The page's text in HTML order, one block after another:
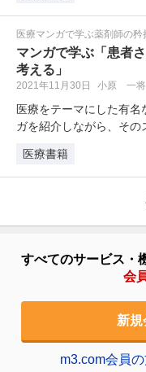
医療マンガで学ぶ薬剤師の矜
マンガで学ぶ「患者
考える」
2021年11月30日 小原 一将
医療をテーマにした有
ガを紹介しながら、その
医療書籍
すべてのサービス・
会
新規
m3.com会員